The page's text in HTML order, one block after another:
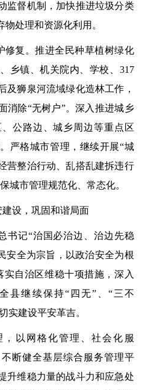
监督机制，加快推进垃圾分类
处理和资源化利用。
修复。推进全民种草植树绿化
乡镇、机关院内、学校、 317
及狮泉河流域绿化造林工作，
消除“无树户”。深入推进城乡
公路边、城乡周边等重点区
严格城市管理，继续开展“城
营整治行动、乱搭乱建拆违行
城市管理规范化、常态化。
设，巩固和谐局面
书记“治国必治边、治边先稳
安全为宗旨，以政治安全为根
自治区维稳十项措施，深入
县继续保持“四无”、“三不
实建设平安革吉。
以网格化管理、社会化服
断健全基层综合服务管理平
升维稳力量的战斗力和应急处